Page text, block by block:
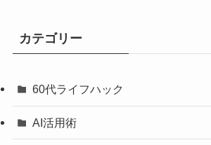
カテゴリー
60代ライフハック
AI活用術